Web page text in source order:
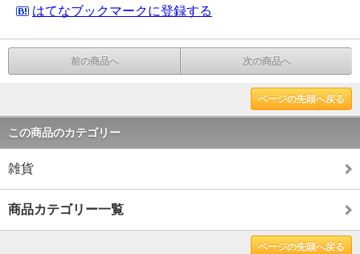
はてなブックマークに登録する
前の商品へ 次の商品へ
ページの先頭へ戻る
この商品のカテゴリー
雑貨
商品カテゴリー一覧
ページの先頭へ戻る